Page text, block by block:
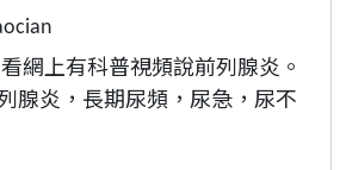
網上有科普視頻說前列腺炎。
腺炎，長期尿頻，尿急，尿不